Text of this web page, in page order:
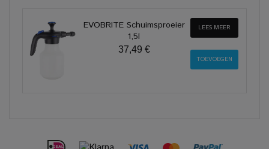
EVOBRITE Schuimsproeier
1,5l
37,49 €
LEES MEER